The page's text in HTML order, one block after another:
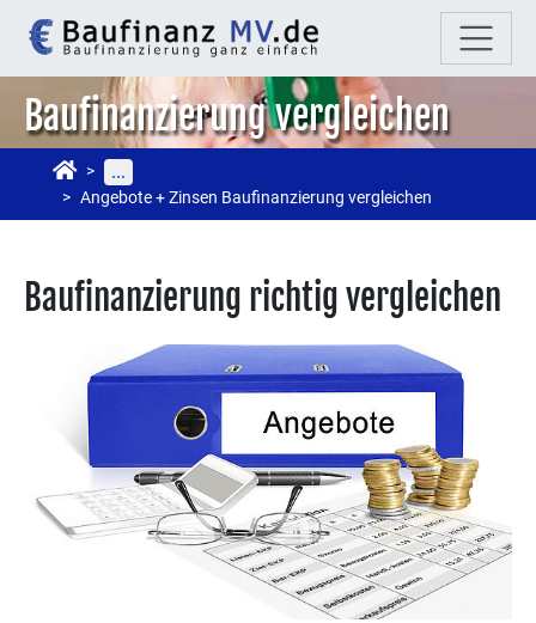
Baufinanzierung vergleichen
...
Angebote + Zinsen Baufinanzierung vergleichen
Baufinanzierung richtig vergleichen